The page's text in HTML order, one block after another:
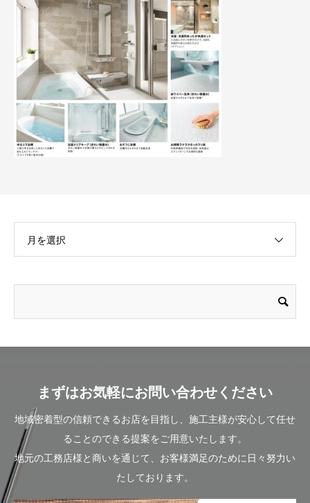
月を選択
まずはお気軽にお問い合わせください
地域密着型の信頼できるお店を目指し、施工主様が安心して任せ
ることのできる提案をご用意いたします。
地元の工務店様と商いを通じて、お客様満足のために日々努力い
たしております。